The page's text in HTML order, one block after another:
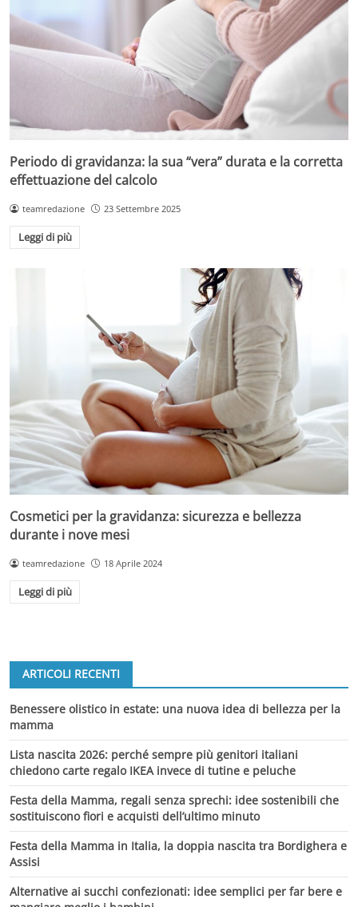
Periodo di gravidanza: la sua “vera” durata e la corretta
effettuazione del calcolo
teamredazione 23 Settembre 2025
Leggi di più
Cosmetici per la gravidanza: sicurezza e bellezza
durante i nove mesi
teamredazione 18 Aprile 2024
Leggi di più
ARTICOLI RECENTI
Benessere olistico in estate: una nuova idea di bellezza per la
mamma
Lista nascita 2026: perché sempre più genitori italiani
chiedono carte regalo IKEA invece di tutine e peluche
Festa della Mamma, regali senza sprechi: idee sostenibili che
sostituiscono fiori e acquisti dell’ultimo minuto
Festa della Mamma in Italia, la doppia nascita tra Bordighera e
Assisi
Alternative ai succhi confezionati: idee semplici per far bere e